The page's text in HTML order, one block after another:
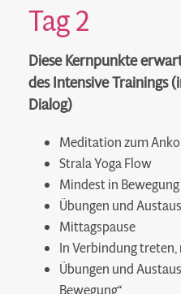
Tag 2
Diese Kernpunkte
des Intensive Trainings
Dialog)
Meditation zum
Strala Yoga Flow
Mindest in Bewegung
Übungen und
Mittagspause
In Verbindung
Übungen und